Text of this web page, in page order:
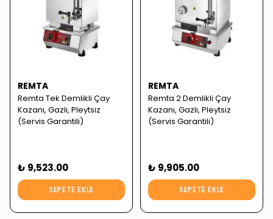
REMTA
Remta Tek Demlikli Çay
Kazanı, Gazlı, Pleytsiz
(Servis Garantili)
₺ 9,523.00
SEPETE EKLE
REMTA
Remta 2 Demlikli Çay
Kazanı, Gazlı, Pleytsiz
(Servis Garantili)
₺ 9,905.00
SEPETE EKLE